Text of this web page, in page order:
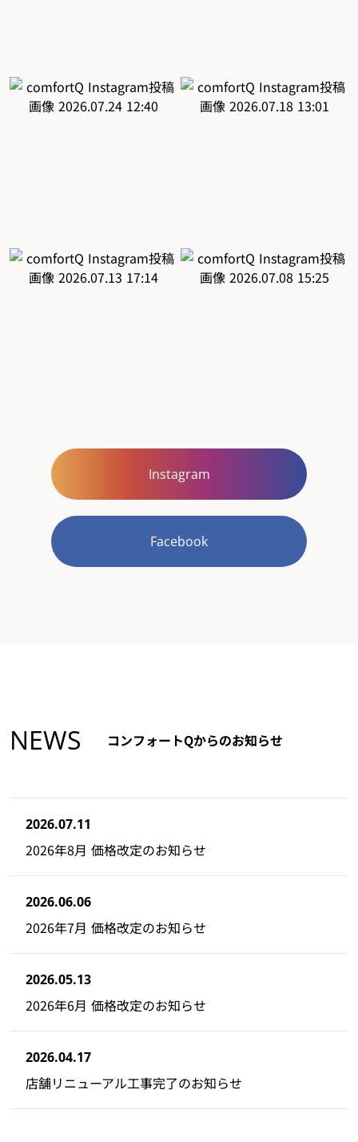
Instagram
Facebook
NEWS コンフォートQからのお知らせ
2026.07.11
2026年8月 価格改定のお知らせ
2026.06.06
2026年7月 価格改定のお知らせ
2026.05.13
2026年6月 価格改定のお知らせ
2026.04.17
店舗リニューアル工事完了のお知らせ